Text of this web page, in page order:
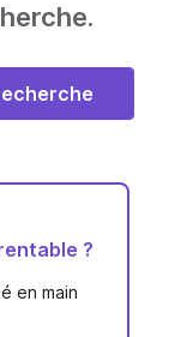
?
en main